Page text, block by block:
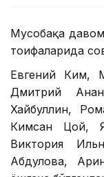
Мусобақа
тоифаларида
Евгений Ким,
Дмитрий
Хайбуллин,
Кимсан Цой,
Виктория
Абдулова,